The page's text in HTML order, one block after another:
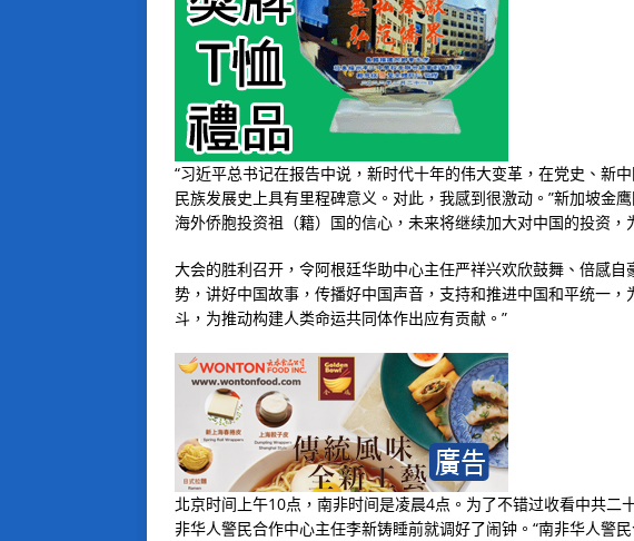
“习近平总书记在报告中说，新时代十年的伟大变革，在党史、新
民族发展史上具有里程碑意义。对此，我感到很激动。”新加坡金
海外侨胞投资祖（籍）国的信心，未来将继续加大对中国的投资，
大会的胜利召开，令阿根廷华助中心主任严祥兴欢欣鼓舞、倍感
势，讲好中国故事，传播好中国声音，支持和推进中国和平统一
斗，为推动构建人类命运共同体作出应有贡献。”
北京时间上午10点，南非时间是凌晨4点。为了不错过收看中共二
非华人警民合作中心主任李新铸睡前就调好了闹钟。“南非华人警